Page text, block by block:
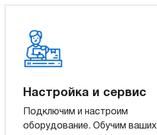
Настройка и сервис
Подключим и настроим
оборудование. Обучим ваших